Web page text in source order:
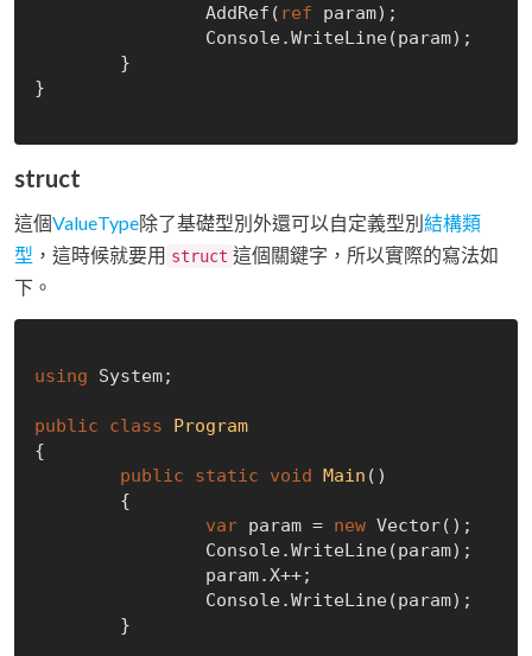
		AddRef(
ref param);
}
struct
這個ValueType除了基礎型別外還可以自定義型別 結構類
型 ，這時候就要用 struct 這個關鍵字，所以實際的寫法如
下。
using System;
public class
Program
{
public
static void Main ( )
var param = new Vector();